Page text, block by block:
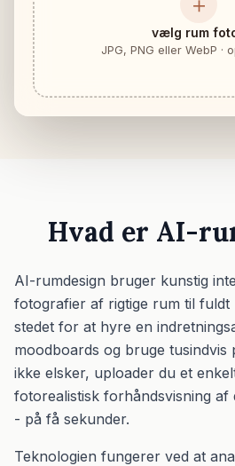
vælg rum
JPG, PNG eller WebP ·
Hvad er AI-
AI-rumdesign bruger kunstig
fotografier af rigtige rum til fuldt
stedet for at hyre en
moodboards og bruge tusindvis
ikke elsker, uploader du et
fotorealistisk forhåndsvisning af
- på få sekunder.
Teknologien fungerer ved at